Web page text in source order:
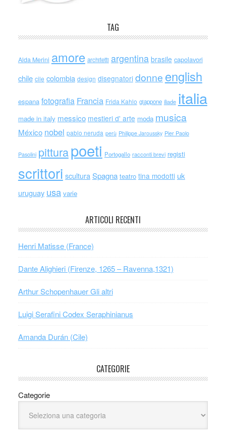
TAG
Alda Merini amore architetti argentina brasile capolavori
chile cile colombia design disegnatori donne english
espana fotografia Francia Frida Kahlo giappone iliade italia
made in italy messico mestieri d' arte moda musica
México nobel pablo neruda perù Philippe Jaroussky Pier Paolo
Pasolini pitturapoeti Portogallo racconti brevi registi
scrittori scultura Spagna teatro tina modotti uk
uruguay usa varie
ARTICOLI RECENTI
Henri Matisse (France)
Dante Alighieri (Firenze, 1265 – Ravenna,1321)
Arthur Schopenhauer Gli altri
Luigi Serafini Codex Seraphinianus
Amanda Durán (Cile)
CATEGORIE
Categorie